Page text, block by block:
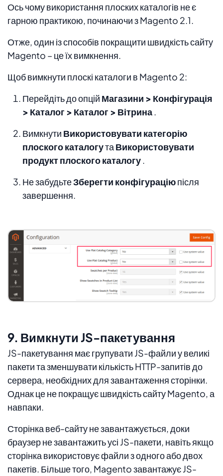
Ось чому використання плоских каталогів не є
гарною практикою, починаючи з Magento 2.1.
Отже, один із способів покращити швидкість сайту
Magento – це їх вимкнення.
Щоб вимкнути плоскі каталоги в Magento 2:
Перейдіть до опцій Магазини > Конфігурація
> Каталог > Каталог > Вітрина.
Вимкнути Використовувати категорію
плоского каталогутаВикористовувати
продукт плоского каталогу.
Не забудьтеЗберегти конфігураціюпісля
завершення.
9. Вимкнути JS-пакетування
JS-пакетування має групувати JS-файли у великі
пакети та зменшувати кількість HTTP-запитів до
сервера, необхідних для завантаження сторінки.
Однак це не покращує швидкість сайту Magento, а
навпаки.
Сторінка веб-сайту не завантажується, доки
браузер не завантажить усі JS-пакети, навіть якщо
сторінка використовує файли з одного або двох
пакетів. Більше того, Magento завантажує JS-